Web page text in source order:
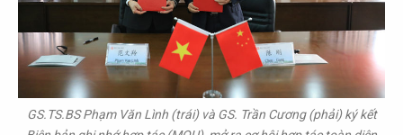
GS.TS.BS Phạm Văn Lình (trái) và GS. Trần Cương (phải) ký kết